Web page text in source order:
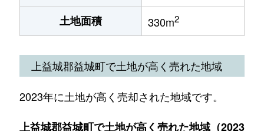
土地面積
330m2
上益城郡益城町で土地が高く売れた地域
2023年に土地が高く売却された地域です。
上益城郡益城町で土地が高く売れた地域（2023